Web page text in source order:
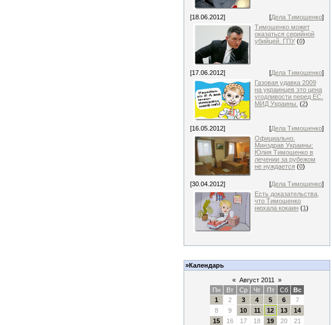
[18.06.2012] [Дела Тимошенко]
Тимошенко может
оказаться серийной
убийцей. ГПУ (0)
[17.06.2012] [Дела Тимошенко]
Газовая удавка 2009
на украинцев это цена
угодливости перед ЕС.
МИД Украины. (2)
[16.05.2012] [Дела Тимошенко]
Официально.
Минздрав Украины:
Юлия Тимошенко в
лечении за рубежом
не нуждается (0)
[30.04.2012] [Дела Тимошенко]
Есть доказательства,
что Тимошенко
нюхала кокаин (1)
»Календарь
« Август 2011
»
Пн
Вт Ср Чт Пт Сб
Вс
1
2 3 4 5 6
7
8
9 10 11 12 13
14
15
16 17 18 19 20 21